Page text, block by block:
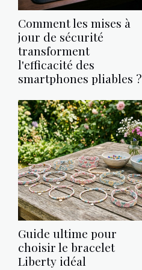
Comment les mises à
jour de sécurité
transforment
l'efficacité des
smartphones pliables ?
Guide ultime pour
choisir le bracelet
Liberty idéal